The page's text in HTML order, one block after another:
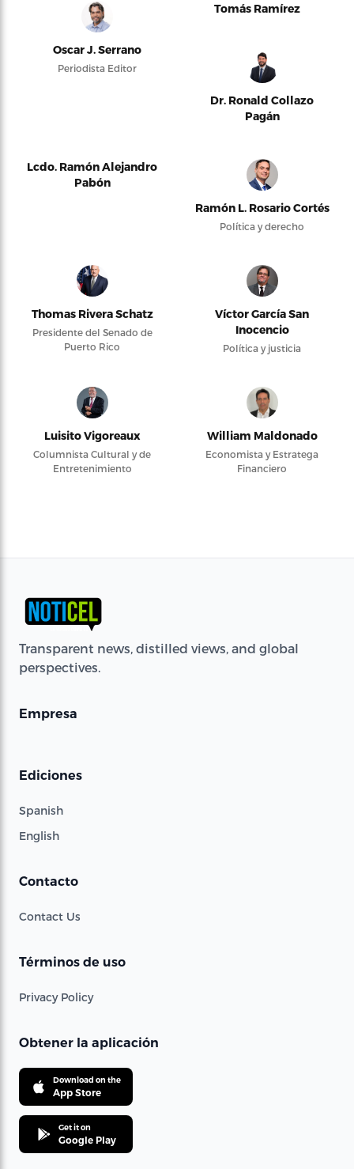
Oscar J. Serrano
Periodista Editor
Tomás Ramírez
Dr. Ronald Collazo
Pagán
Lcdo. Ramón Alejandro
Pabón
Ramón L. Rosario Cortés
Política y derecho
Thomas Rivera Schatz
Presidente del Senado de
Puerto Rico
Víctor García San
Inocencio
Política y justicia
Luisito Vigoreaux
Columnista Cultural y de
Entretenimiento
William Maldonado
Economista y Estratega
Financiero
Transparent news, distilled views, and global
perspectives.
Empresa
Ediciones
Spanish
English
Contacto
Contact Us
Términos de uso
Privacy Policy
Obtener la aplicación
Download on the
App Store
Get it on
Google Play